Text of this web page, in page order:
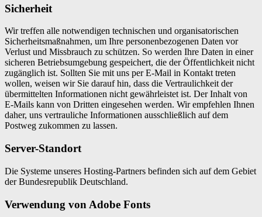
Sicherheit
Wir treffen alle notwendigen technischen und organisatorischen
Sicherheitsmaßnahmen, um Ihre personenbezogenen Daten vor
Verlust und Missbrauch zu schützen. So werden Ihre Daten in einer
sicheren Betriebsumgebung gespeichert, die der Öffentlichkeit nicht
zugänglich ist. Sollten Sie mit uns per E-Mail in Kontakt treten
wollen, weisen wir Sie darauf hin, dass die Vertraulichkeit der
übermittelten Informationen nicht gewährleistet ist. Der Inhalt von
E-Mails kann von Dritten eingesehen werden. Wir empfehlen Ihnen
daher, uns vertrauliche Informationen ausschließlich auf dem
Postweg zukommen zu lassen.
Server-Standort
Die Systeme unseres Hosting-Partners befinden sich auf dem Gebiet
der Bundesrepublik Deutschland.
Verwendung von Adobe Fonts